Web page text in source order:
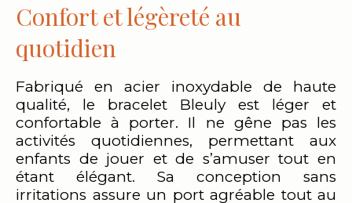
Confort et légèreté au
quotidien
Fabriqué en acier inoxydable de haute
qualité, le bracelet Bleuly est léger et
confortable à porter. Il ne gêne pas les
activités quotidiennes, permettant aux
enfants de jouer et de s’amuser tout en
étant élégant. Sa conception sans
irritations assure un port agréable tout au